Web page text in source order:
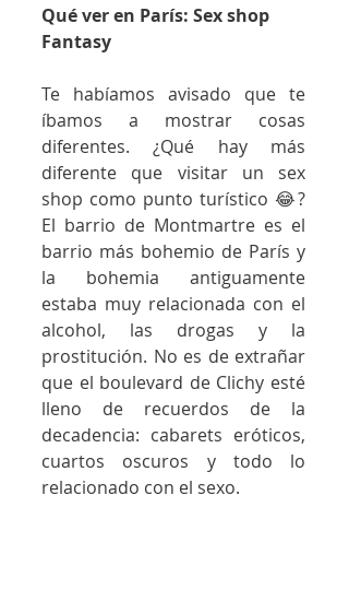
Qué ver en París: Sex shop
Fantasy
Te habíamos avisado que te
íbamos a mostrar cosas
diferentes. ¿Qué hay más
diferente que visitar un sex
shop como punto turístico 😂?
El barrio de Montmartre es el
barrio más bohemio de París y
la bohemia antiguamente
estaba muy relacionada con el
alcohol, las drogas y la
prostitución. No es de extrañar
que el boulevard de Clichy esté
lleno de recuerdos de la
decadencia: cabarets eróticos,
cuartos oscuros y todo lo
relacionado con el sexo.